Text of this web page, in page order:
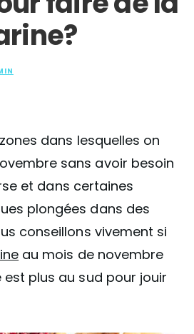
dans lesquelles on
sans avoir besoin
et dans certaines
plongées dans des
conseillons vivement si
au mois de novembre
plus au sud pour jouir